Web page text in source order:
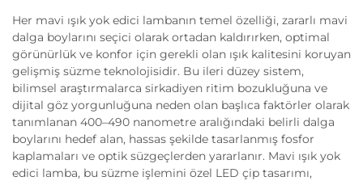
Her mavi ışık yok edici lambanın temel özelliği, zararlı mavi
dalga boylarını seçici olarak ortadan kaldırırken, optimal
görünürlük ve konfor için gerekli olan ışık kalitesini koruyan
gelişmiş süzme teknolojisidir. Bu ileri düzey sistem,
bilimsel araştırmalarca sirkadiyen ritim bozukluğuna ve
dijital göz yorgunluğuna neden olan başlıca faktörler olarak
tanımlanan 400–490 nanometre aralığındaki belirli dalga
boylarını hedef alan, hassas şekilde tasarlanmış fosfor
kaplamaları ve optik süzgeçlerden yararlanır. Mavi ışık yok
edici lamba, bu süzme işlemini özel LED çip tasarımı,